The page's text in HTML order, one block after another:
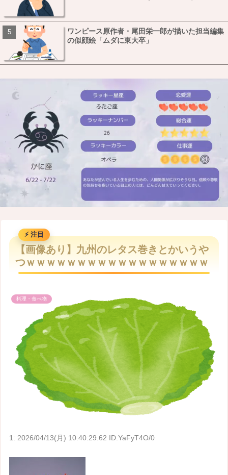
ワンピース原作者・尾田栄一郎が描いた担当編集
の似顔絵「ムダに東大卒」
M
u
e
【画像あり】九州のレタス巻きとかいうや
つｗｗｗｗｗｗｗｗｗｗｗｗｗｗｗｗｗｗ
料理・食べ物
1: 2026/04/13(月) 10:40:29.62 ID:YaFyT4O/0